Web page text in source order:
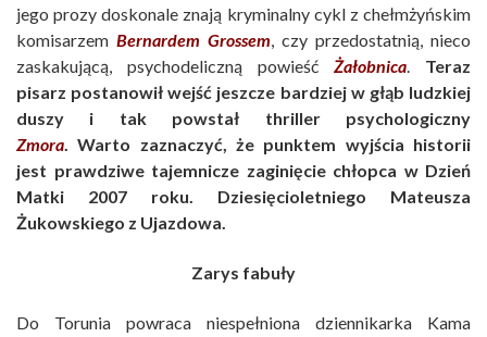
jego prozy doskonale znają kryminalny cykl z chełmżyńskim
komisarzem Bernardem Grossem, czy przedostatnią, nieco
zaskakującą, psychodeliczną powieść Żałobnica. Teraz
pisarz postanowił wejść jeszcze bardziej w głąb ludzkiej
duszy i tak powstał thriller psychologiczny
Zmora. Warto zaznaczyć, że punktem wyjścia historii
jest prawdziwe tajemnicze zaginięcie chłopca w Dzień
Matki 2007 roku. Dziesięcioletniego Mateusza
Żukowskiego z Ujazdowa.
Zarys fabuły
Do Torunia powraca niespełniona dziennikarka Kama